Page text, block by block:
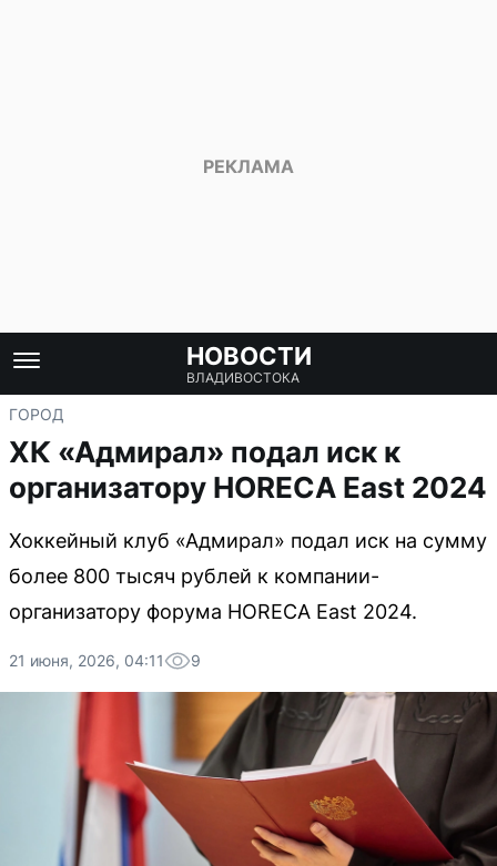
НОВОСТИ
ВЛАДИВОСТОКА
ГОРОД
ХК «Адмирал» подал иск к
организатору HORECA East 2024
Хоккейный клуб «Адмирал» подал иск на сумму
более 800 тысяч рублей к компании-
организатору форума HORECA East 2024.
21 июня, 2026, 04:11 9